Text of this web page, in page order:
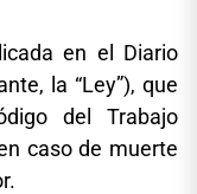
en el Diario
la “Ley”), que
del Trabajo
caso de muerte